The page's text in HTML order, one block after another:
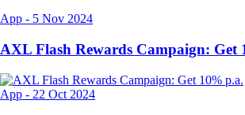
App - 5 Nov 2024
AXL Flash Rewards Campaign: Get
App - 22 Oct 2024